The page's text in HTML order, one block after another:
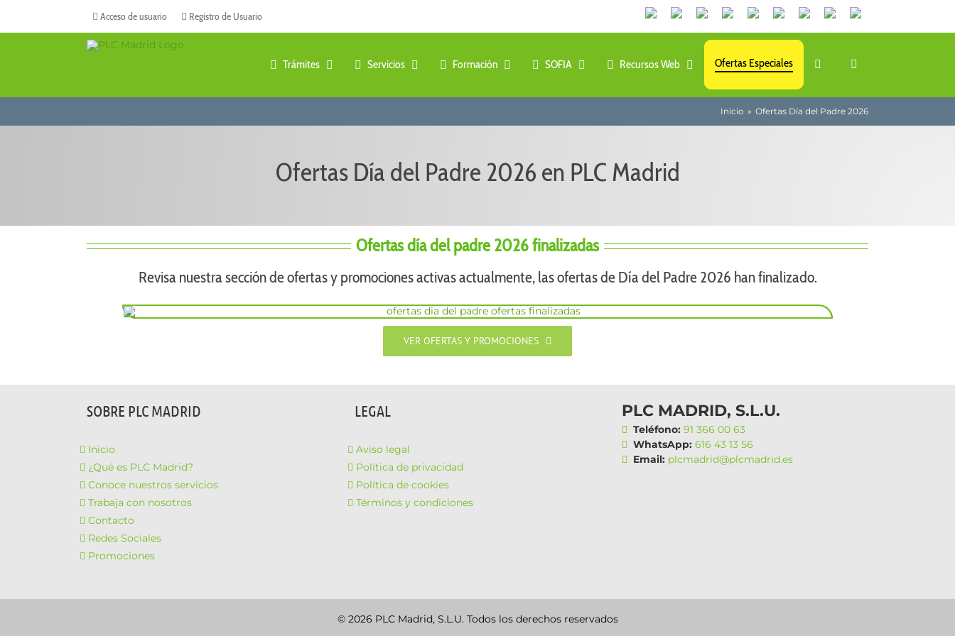
contenido
Acceso de usuario Registro de Usuario
Canales
de
LinkedinYoutubeTiktokFacebookInstagram
X TwitchContacto
Trámites Servicios Formación SOFIA Recursos Web Ofertas Especiales
Inicio Ofertas Día del Padre 2026
Ofertas Día del Padre 2026 en PLC Madrid
Ofertas día del padre 2026 finalizadas
Revisa nuestra sección de ofertas y promociones activas actualmente, las ofertas de Día del Padre 2026 han finalizado.
VER OFERTAS Y PROMOCIONES
SOBRE PLC MADRID
Inicio
¿Qué es PLC Madrid?
Conoce nuestros servicios
Trabaja con nosotros
Contacto
Redes Sociales
Promociones
LEGAL
Aviso legal
Política de privacidad
Política de cookies
Términos y condiciones
PLC MADRID, S.L.U.
Teléfono:91 366 00 63
WhatsApp:616 43 13 56
Email: plcmadrid@plcmadrid.es
© 2026 PLC Madrid, S.L.U. Todos los derechos reservados